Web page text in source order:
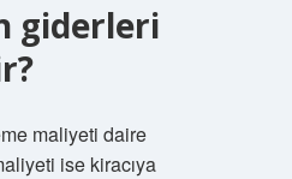
giderleri
maliyeti daire
ise kiracıya